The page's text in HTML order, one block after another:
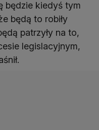
będzie kiedyś tym
będą to robiły
patrzyły na to,
legislacyjnym,